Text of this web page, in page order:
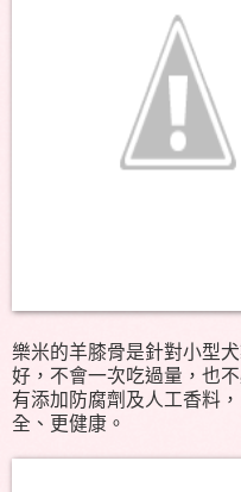
樂米的羊膝骨是針對小型
好，不會一次吃過量，也
有添加防腐劑及人工香料
全、更健康。